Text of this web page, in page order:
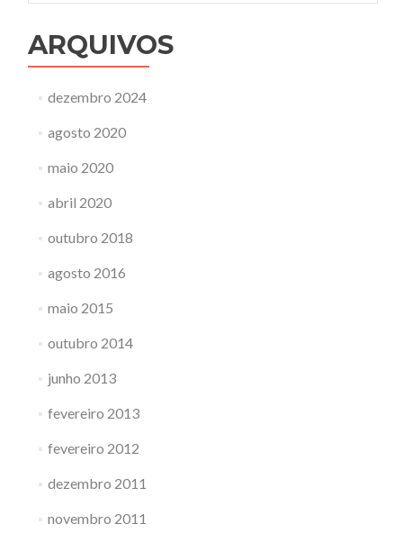
ARQUIVOS
dezembro 2024
agosto 2020
maio 2020
abril 2020
outubro 2018
agosto 2016
maio 2015
outubro 2014
junho 2013
fevereiro 2013
fevereiro 2012
dezembro 2011
novembro 2011